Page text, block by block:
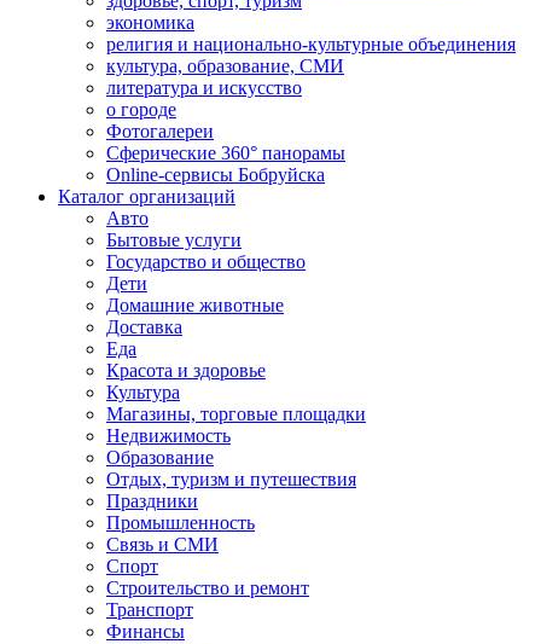
экономика
религия и национально-культурные объединения
культура, образование, СМИ
литература и искусство
о городе
Фотогалереи
Сферические 360° панорамы
Online-сервисы Бобруйска
Каталог организаций
Авто
Бытовые услуги
Государство и общество
Дети
Домашние животные
Доставка
Еда
Красота и здоровье
Культура
Магазины, торговые площадки
Недвижимость
Образование
Отдых, туризм и путешествия
Праздники
Промышленность
Связь и СМИ
Спорт
Строительство и ремонт
Транспорт
Финансы